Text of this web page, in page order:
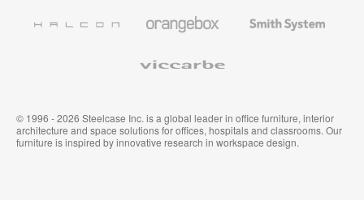
System
© 1996 - 2026 Steelcase Inc. is a global leader in office furniture, interior
architecture and space solutions for offices, hospitals and classrooms. Our
furniture is inspired by innovative research in workspace design.